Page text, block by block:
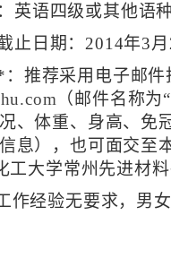
英语四级或其他语
止日期： 2014年3月
：推荐采用电子邮
（邮件名称为
、体重、身高、免
息），也可面交至
工大学常州先进材
作经验无要求，男